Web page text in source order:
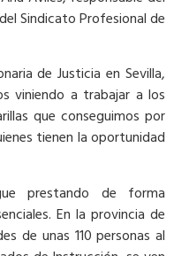
Sindicato Profesional de
de Justicia en Sevilla,
viniendo a trabajar a los
que conseguimos por
tienen la oportunidad
prestando de forma
En la provincia de
de unas 110 personas al